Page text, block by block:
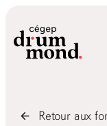
Retour aux